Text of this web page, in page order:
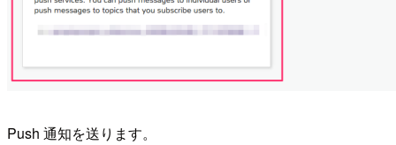
Push 通知を送ります。